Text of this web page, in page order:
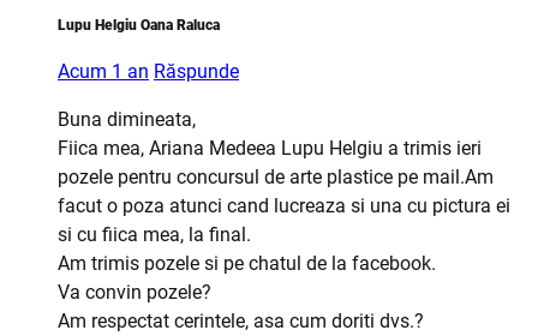
Lupu Helgiu Oana Raluca
Acum 1 an Răspunde
Buna dimineata,
Fiica mea, Ariana Medeea Lupu Helgiu a trimis ieri
pozele pentru concursul de arte plastice pe mail.Am
facut o poza atunci cand lucreaza si una cu pictura ei
si cu fiica mea, la final.
Am trimis pozele si pe chatul de la facebook.
Va convin pozele?
Am respectat cerintele, asa cum doriti dvs.?